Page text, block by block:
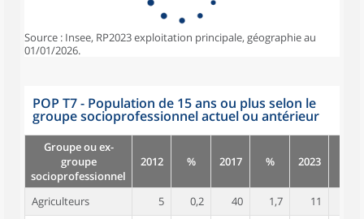
Source : Insee, RP2023 exploitation principale, géographie au
01/01/2026.
POP T7 - Population de 15 ans ou plus selon le
groupe socioprofessionnel actuel ou antérieur
Groupe ou ex-
groupe
socioprofessionnel
2012 % 2017 % 2023
Agriculteurs 5 0,2 40 1,7 11